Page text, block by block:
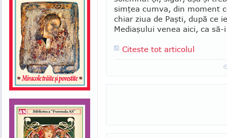
simţea cumva, din moment
chiar ziua de Paşti, după ce
Me­dia­şului venea aici, ca să-
Citeste tot articolul